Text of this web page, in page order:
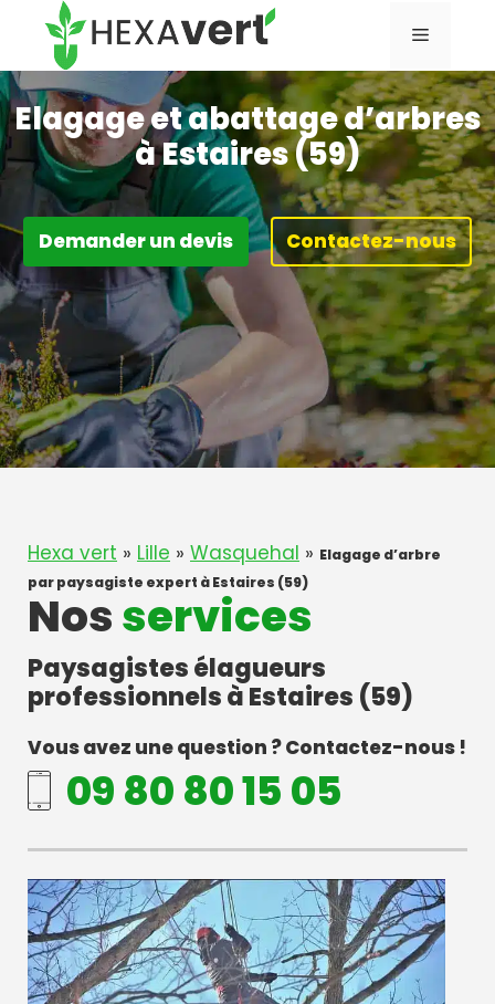
contenu
Menu
Elagage et abattage d’arbres
à Estaires (59)
Demander un devis Contactez-nous
Hexa vert » Lille » Wasquehal » Elagage d’arbre
par paysagiste expert à Estaires (59)
Nosservices
Paysagistes élagueurs
professionnels à Estaires (59)
Vous avez une question ? Contactez-nous !
09 80 80 15 05